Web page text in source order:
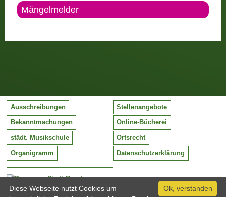
Mängelmelder
Stadt Barntrup
Mittelstraße 38
Ausschreibungen Stellenangebote
Bekanntmachungen Online-Bücherei
städt. Musikschule Ortsrecht
Organigramm Datenschutzerklärung
Ok, verstanden
Diese Webseite nutzt Cookies um